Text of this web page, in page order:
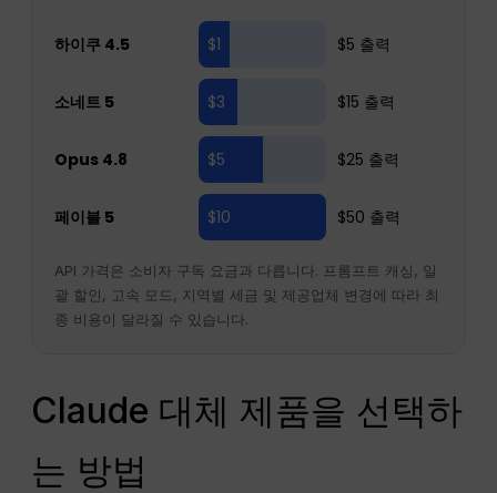
하이쿠 4.5 $1 $5 출력
소네트 5 $3 $15 출력
Opus 4.8 $5 $25 출력
페이블 5 $10 $50 출력
API 가격은 소비자 구독 요금과 다릅니다. 프롬프트 캐싱, 일
괄 할인, 고속 모드, 지역별 세금 및 제공업체 변경에 따라 최
종 비용이 달라질 수 있습니다.
Claude 대체 제품을 선택하
는 방법